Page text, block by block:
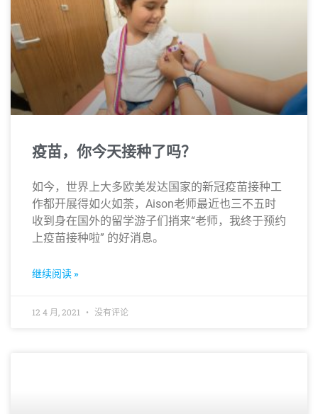
疫苗，你今天接种了吗？
如今，世界上大多欧美发达国家的新冠疫苗接种工
作都开展得如火如荼，Aison老师最近也三不五时
收到身在国外的留学游子们捎来“老师，我终于预约
上疫苗接种啦” 的好消息。
继续阅读 »
12 4 月, 2021 没有评论